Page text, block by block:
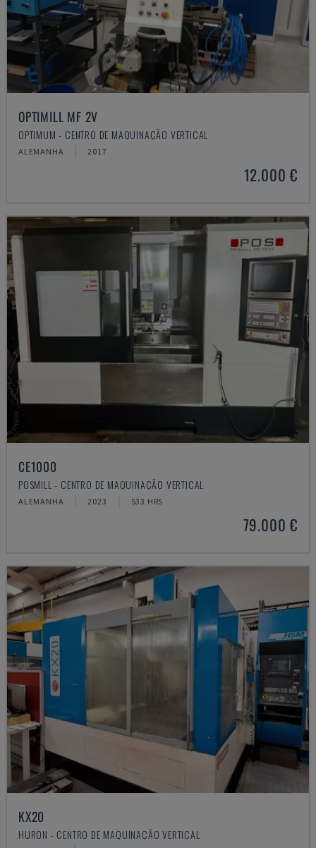
OPTIMILL MF 2V
OPTIMUM - CENTRO DE MAQUINAÇÃO VERTICAL
ALEMANHA 2017
12.000 €
CE1000
POSMILL - CENTRO DE MAQUINAÇÃO VERTICAL
ALEMANHA 2023 533 HRS
79.000 €
KX20
HURON - CENTRO DE MAQUINAÇÃO VERTICAL